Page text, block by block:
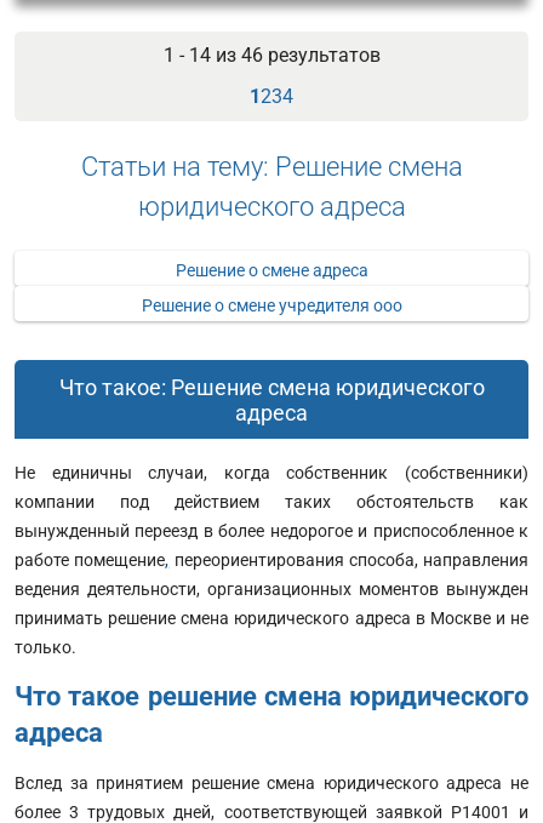
1 - 14 из 46результатов
1234
Статьи на тему: Решение смена
юридического адреса
Решение о смене адреса
Решение о смене учредителя ооо
Что такое: Решение смена юридического
адреса
Не единичны случаи, когда собственник (собственники)
компании под действием таких обстоятельств как
вынужденный переезд в более недорогое и приспособленное к
работе помещение, переориентирования способа, направления
ведения деятельности, организационных моментов вынужден
принимать решение смена юридического адреса в Москве и не
только.
Что такое решение смена юридического
адреса
Вслед за принятием решение смена юридического адреса не
более 3 трудовых дней, соответствующей заявкой Р14001 и